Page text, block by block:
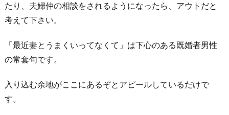
たり、夫婦仲の相談をされるようになったら、アウトだと
考えて下さい。
「最近妻とうまくいってなくて」は下心のある既婚者男性
の常套句です。
入り込む余地がここにあるぞとアピールしているだけで
す。